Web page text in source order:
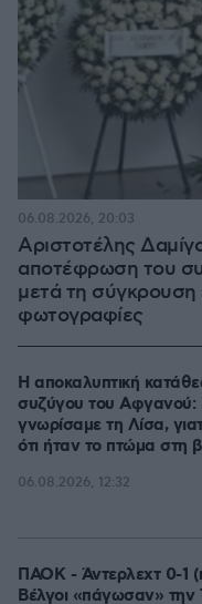
Αριστοτέλης
αποτέφρωση του
μετά τη
φωτογραφίες
06.08.2026, 20:03
Η αποκαλυπτική
συζύγου του
γνωρίσαμε τη Λίσα,
ότι ήταν το πτώμα στη
06.08.2026, 12:32
ΠΑΟΚ - Άντερλεχτ 0-1
Βέλγοι «πάγωσαν» την